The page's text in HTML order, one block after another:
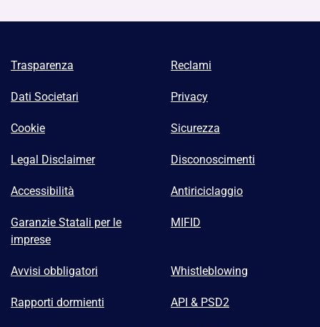
Trasparenza Reclami
Dati Societari Privacy
Cookie Sicurezza
Legal Disclaimer Disconoscimenti
Accessibilità Antiriciclaggio
Garanzie Statali per le
imprese
MIFID
Avvisi obbligatori Whistleblowing
Rapporti dormienti API & PSD2